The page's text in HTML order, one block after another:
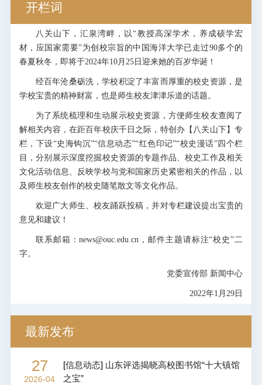
开栏词
八关山下，汇泉湾畔，以“教授高深学术，养成硕学宏
材，应国家需要”为创校宗旨的中国海洋大学已走过90多个的
春夏秋冬，即将于2024年10月25日迎来她的百岁华诞！
经百年沧桑砺洗，学校积淀了丰富而厚重的校史资源，是
学校宝贵的精神财富，也是师生校友津津乐道的话题。
为了系统梳理和生动展示校史资源，方便师生校友查阅了
解相关内容，在距百年校庆千日之际，特创办【八关山下】专
栏，下设“史海钩沉”“信息动态”“红色印记”“校史漫话”四个栏
目，分别展示深度挖掘校史资源的专题作品、校史工作及相关
文化活动信息、反映学校与党和国家历史紧密相关的作品，以
及师生校友创作的校史随笔散文等文化作品。
欢迎广大师生、校友踊跃投稿，并对专栏建设提出宝贵的
意见和建议！
联系邮箱：news@ouc.edu.cn，邮件主题请标注“校史”二
字。
党委宣传部 新闻中心
2022年1月29日
最新发布
27
2026-04
[信息动态] 山东评选揭晓高校图书馆“十大镇馆
之宝”